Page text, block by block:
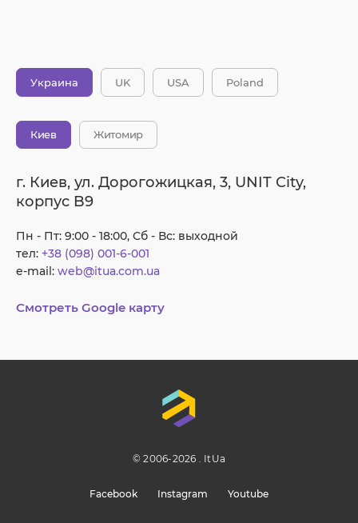
Украина UK USA Poland
Киев Житомир
г. Киев, ул. Дорогожицкая, 3, UNIT City,
корпус B9
Пн - Пт: 9:00 - 18:00, Сб - Вс: выходной
тел: +38 (098) 001-6-001
e-mail: web@itua.com.ua
Смотреть Google карту
© 2006-2026 . ItUa
Facebook Instagram Youtube